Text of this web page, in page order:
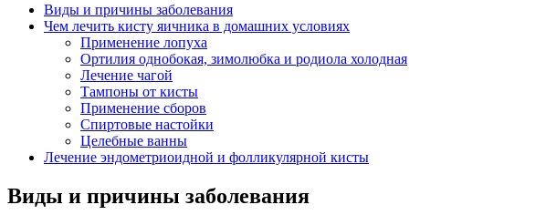
Виды и причины заболевания
Чем лечить кисту яичника в домашних условиях
Применение лопуха
Ортилия однобокая, зимолюбка и родиола холодная
Лечение чагой
Тампоны от кисты
Применение сборов
Спиртовые настойки
Целебные ванны
Лечение эндометриоидной и фолликулярной кисты
Виды и причины заболевания